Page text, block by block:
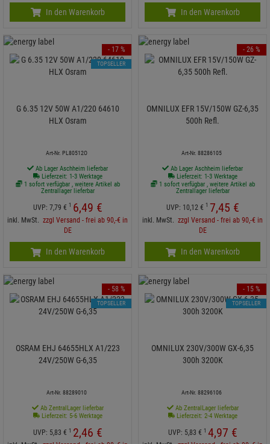
In den Warenkorb In den Warenkorb
G 6.35 12V 50W A1/220 64610
HLX Osram
Art-Nr. PL80512O
Ab Lager Aschheim lieferbar
Lieferzeit: 1-3 Werktage
1 sofort verfügbar , weitere Artikel ab
Zentrallager lieferbar
UVP: 7,79 € 1 6,49 €
inkl. MwSt. zzgl Versand - frei ab 90,-€ in
DE
- 17 %
TOPSELLER
In den Warenkorb
OMNILUX EFR 15V/150W GZ-6,35
500h Refl.
Art-Nr. 88286105
Ab Lager Aschheim lieferbar
Lieferzeit: 1-3 Werktage
1 sofort verfügbar , weitere Artikel ab
Zentrallager lieferbar
UVP: 10,12 € 1 7,45 €
inkl. MwSt. zzgl Versand - frei ab 90,-€ in
DE
- 26 %
In den Warenkorb
OSRAM EHJ 64655HLX A1/223
24V/250W G-6,35
Art-Nr. 88289010
Ab ZentralLager lieferbar
Lieferzeit: 5-6 Werktage
UVP: 5,83 € 1 2,46 €
- 58 %
TOPSELLER
OMNILUX 230V/300W GX-6,35
300h 3200K
Art-Nr. 88296106
Ab ZentralLager lieferbar
Lieferzeit: 2-4 Werktage
UVP: 5,83 € 1 4,97 €
- 15 %
TOPSELLER